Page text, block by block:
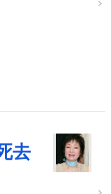
去